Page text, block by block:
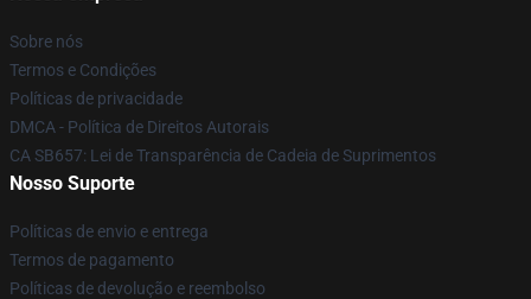
Sobre nós
Termos e Condições
Políticas de privacidade
DMCA - Política de Direitos Autorais
CA SB657: Lei de Transparência de Cadeia de Suprimentos
Nosso Suporte
Políticas de envio e entrega
Termos de pagamento
Políticas de devolução e reembolso